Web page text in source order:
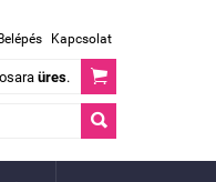
Belépés Kapcsolat
üres.

